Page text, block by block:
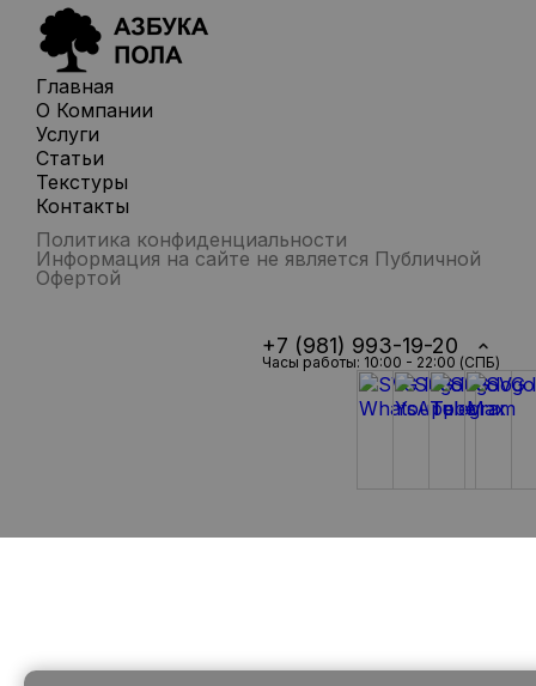
Главная
О Компании
Услуги
Статьи
Текстуры
Контакты
Политика конфиденциальности
Информация на сайте не является Публичной
Офертой
+7 (981) 993-19-20
Часы работы: 10:00 - 22:00 (СПБ)